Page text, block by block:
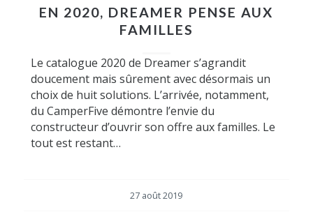
EN 2020, DREAMER PENSE AUX
FAMILLES
Le catalogue 2020 de Dreamer s’agrandit
doucement mais sûrement avec désormais un
choix de huit solutions. L’arrivée, notamment,
du CamperFive démontre l’envie du
constructeur d’ouvrir son offre aux familles. Le
tout est restant…
27 août 2019